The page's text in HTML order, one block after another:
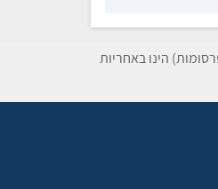
הינו באחריות